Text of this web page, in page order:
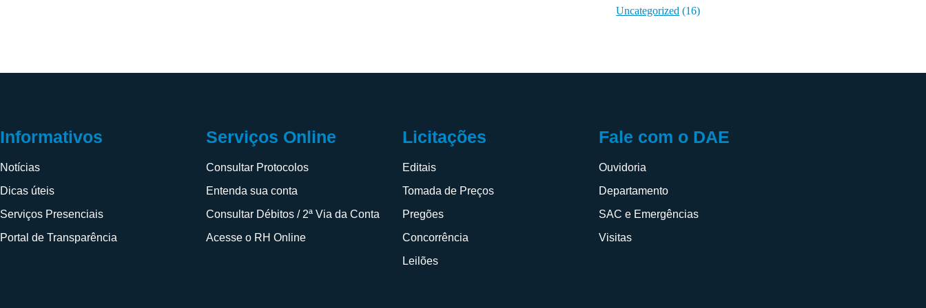
Uncategorized (16)
Informativos
Notícias
Dicas úteis
Serviços Presenciais
Portal de Transparência
Serviços Online
Consultar Protocolos
Entenda sua conta
Consultar Débitos / 2ª Via da Conta
Acesse o RH Online
Licitações
Editais
Tomada de Preços
Pregões
Concorrência
Leilões
Fale com o DAE
Ouvidoria
Departamento
SAC e Emergências
Visitas